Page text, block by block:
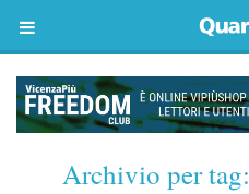
Archivio per tag: